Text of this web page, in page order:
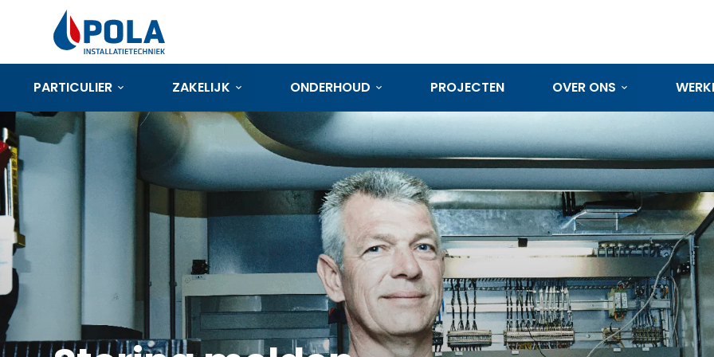
PARTICULIER ZAKELIJK ONDERHOUD PROJECTEN OVER ONS